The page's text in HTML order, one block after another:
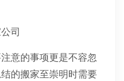
司
意的事项更是不容忽
的搬家至崇明时需要